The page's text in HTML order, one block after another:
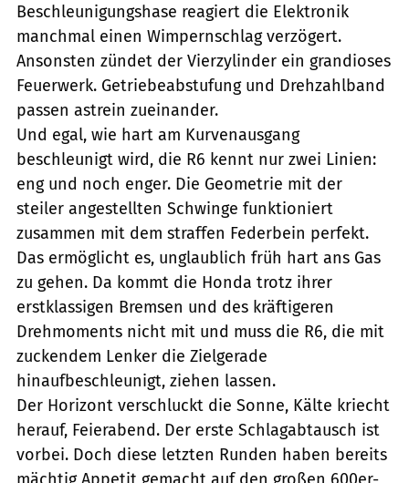
Beschleunigungshase reagiert die Elektronik
manchmal einen Wimpernschlag verzögert.
Ansonsten zündet der Vierzylinder ein grandioses
Feuerwerk. Getriebeabstufung und Drehzahlband
passen astrein zueinander.
Und egal, wie hart am Kurvenausgang
beschleunigt wird, die R6 kennt nur zwei Linien:
eng und noch enger. Die Geometrie mit der
steiler angestellten Schwinge funktioniert
zusammen mit dem straffen Federbein perfekt.
Das ermöglicht es, unglaublich früh hart ans Gas
zu gehen. Da kommt die Honda trotz ihrer
erstklassigen Bremsen und des kräftigeren
Drehmoments nicht mit und muss die R6, die mit
zuckendem Lenker die Zielgerade
hinaufbeschleunigt, ziehen lassen.
Der Horizont verschluckt die Sonne, Kälte kriecht
herauf, Feierabend. Der erste Schlagabtausch ist
vorbei. Doch diese letzten Runden haben bereits